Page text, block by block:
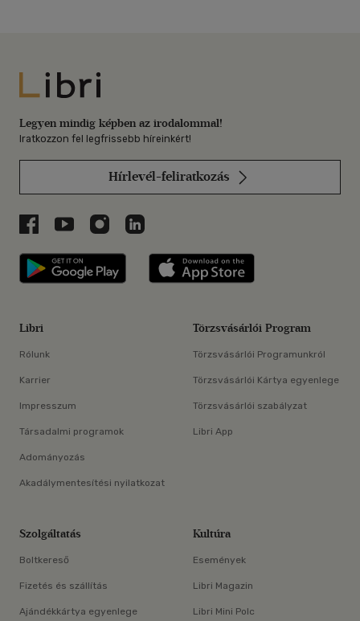
Libri
Legyen mindig képben az irodalommal!
Iratkozzon fel legfrissebb híreinkért!
Hírlevél-feliratkozás
Libri a Facebookon
Libri a Youtube-on
Libri az Instagramon
Libri a LinkedInen
Libri applikáció Szerezd meg: Google
Libri
Rólunk
Karrier
Impresszum
Társadalmi programok
Adományozás
Akadálymentesítési nyilatkozat
Törzsvásárlói Program
Törzsvásárlói Programunkról
Törzsvásárlói Kártya egyenlege
Törzsvásárlói szabályzat
Libri App
Szolgáltatás
Boltkereső
Fizetés és szállítás
Ajándékkártya egyenlege
Kultúra
Események
Libri Magazin
Libri Mini Polc